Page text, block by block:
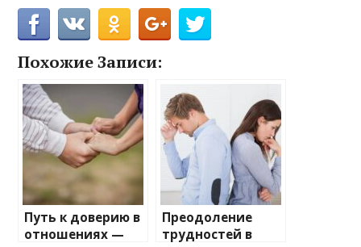
Похожие Записи:
Путь к доверию в
отношениях —
Преодоление
трудностей в